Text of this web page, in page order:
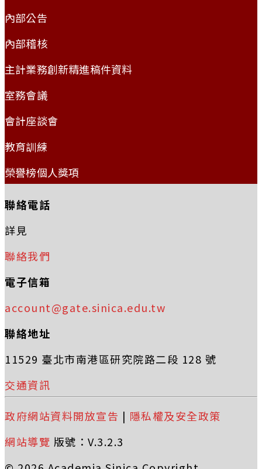
內部公告
內部稽核
主計業務創新精進稿件資料
室務會議
會計座談會
教育訓練
榮譽榜個人獎項
聯絡電話
詳見
聯絡我們
電子信箱
account@gate.sinica.edu.tw
聯絡地址
11529 臺北市南港區研究院路二段 128 號
交通資訊
政府網站資料開放宣告 | 隱私權及安全政策
網站導覽 版號：V.3.2.3